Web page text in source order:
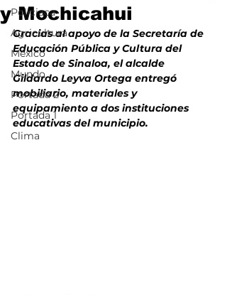
Policiaca
Agricultura
México
Mundo
Portada 2
Portada 1
Clima
y Mochicahui
Gracias al apoyo de la Secretaría de
Educación Pública y Cultura del
Estado de Sinaloa, el alcalde
Gildardo Leyva Ortega entregó
mobiliario, materiales y
equipamiento a dos instituciones
educativas del municipio.